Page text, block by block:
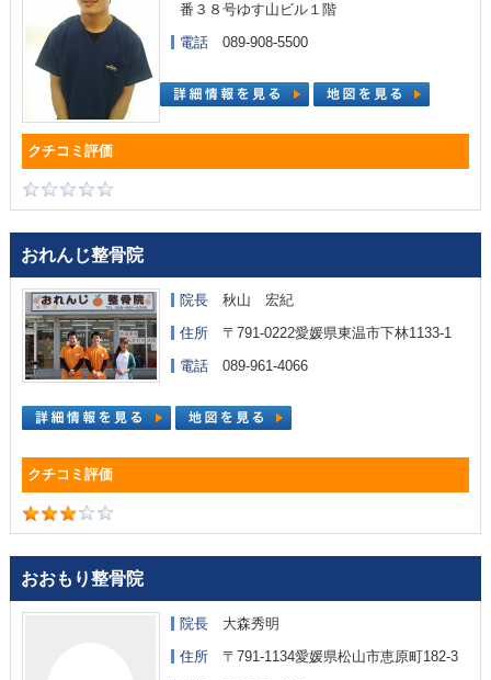
番３８号ゆす山ビル１階
電話089-908-5500
おれんじ整骨院
院長秋山 宏紀
住所〒791-0222愛媛県東温市下林1133-1
電話089-961-4066
おおもり整骨院
院長大森秀明
住所〒791-1134愛媛県松山市恵原町182-3